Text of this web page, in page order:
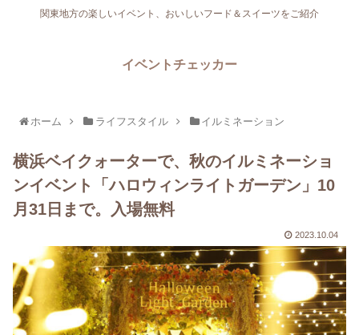
関東地方の楽しいイベント、おいしいフード＆スイーツをご紹介
イベントチェッカー
ホーム ライフスタイル イルミネーション
横浜ベイクォーターで、秋のイルミネーショ
ンイベント「ハロウィンライトガーデン」10
月31日まで。入場無料
2023.10.04